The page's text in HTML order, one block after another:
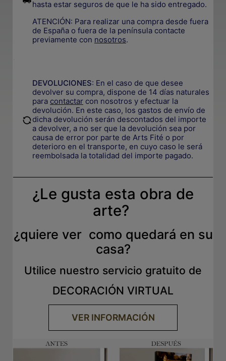
hasta estar seguros de que le ha sido entregado.
ATENCIÓN: Para realizar una compra desde fuera
de España o fuera de la península contacte
previamente con nosotros.
DEVOLUCIONES: En el caso de que desee
devolver su compra, dispone de 14 días naturales
para contactar con nosotros y efectuar la
devolución. En este caso, los gastos de envío de
dicha devolución serán descontados del importe
a devolver, a no ser que la devolución sea por
causa de error por parte de Arts Fité o por
deterioro en el transporte, en cuyo caso le será
reembolsada la totalidad del importe pagado.
¿Le gusta esta obra de
arte?
¿quiere ver como quedará en su
casa?
Utilice nuestro servicio gratuito de
DECORACIÓN VIRTUAL
VER INFORMACIÓN